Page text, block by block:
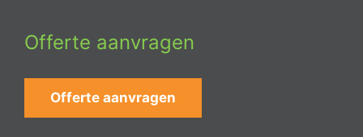
Offerte aanvragen
Offerte aanvragen